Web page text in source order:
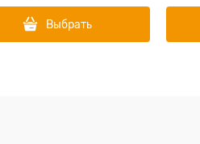
Выбрать